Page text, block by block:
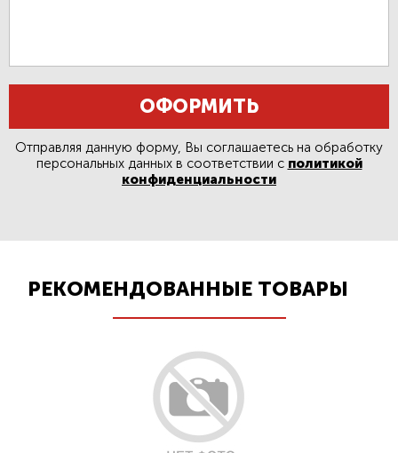
Отправляя данную форму, Вы соглашаетесь на обработку
персональных данных в соответствии с политикой
конфиденциальности
ОФОРМИТЬ
РЕКОМЕНДОВАННЫЕ ТОВАРЫ